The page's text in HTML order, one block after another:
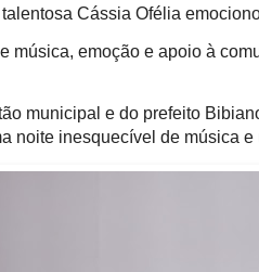
Cássia Ofélia
música, emoção e apoio à
municipal e do prefeito
noite inesquecível de música e